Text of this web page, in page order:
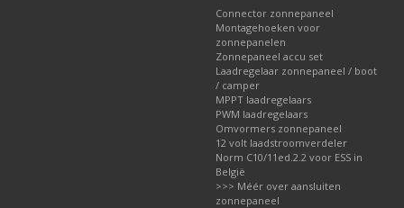
Connector zonnepaneel
Montagehoeken voor
zonnepanelen
Zonnepaneel accu set
Laadregelaar zonnepaneel / boot
/ camper
MPPT laadregelaars
PWM laadregelaars
Omvormers zonnepaneel
12 volt laadstroomverdeler
Norm C10/11ed.2.2 voor ESS in
België
>>> Méér over aansluiten
zonnepaneel